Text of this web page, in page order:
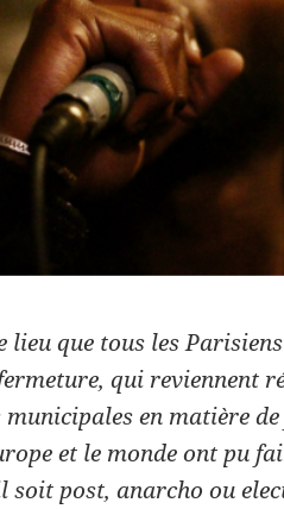
lieu que tous les
qui revi­en­nent
en matière
et le monde ont pu
soit post, anar­cho ou